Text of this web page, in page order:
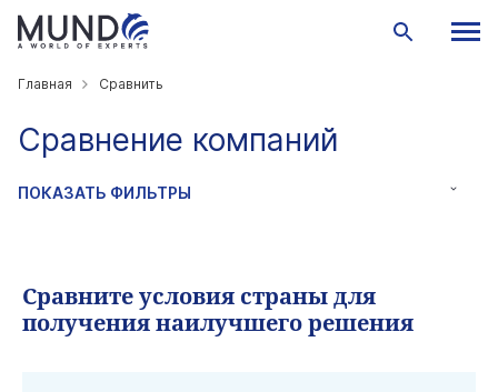
Главная Сравнить
Сравнение компаний
ПОКАЗАТЬ ФИЛЬТРЫ
Сравните условия страны для
получения наилучшего решения